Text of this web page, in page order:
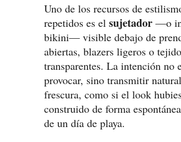
Uno de los recursos de
repetidos es el sujetador —o
bikini— visible debajo de
abiertas, blazers ligeros o
transparentes. La intención no
provocar, sino transmitir
frescura, como si el look
construido de forma
de un día de playa.